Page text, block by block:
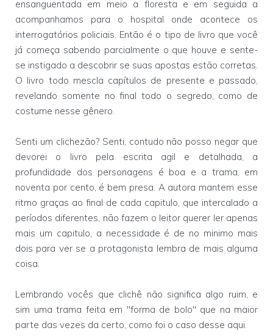
ensanguentada em meio a floresta e em seguida a
acompanhamos para o hospital onde acontece os
interrogatórios policiais. Então é o tipo de livro que você
já começa sabendo parcialmente o que houve e sente-
se instigado a descobrir se suas apostas estão corretas.
O livro todo mescla capítulos de presente e passado,
revelando somente no final todo o segredo, como de
costume nesse gênero.
Senti um clichezão? Senti, contudo não posso negar que
devorei o livro pela escrita agil e detalhada, a
profundidade dos personagens é boa e a trama, em
noventa por cento, é bem presa. A autora mantem esse
ritmo graças ao final de cada capitulo, que intercalado a
períodos diferentes, não fazem o leitor querer ler apenas
mais um capitulo, a necessidade é de no minimo mais
dois para ver se a protagonista lembra de mais alguma
coisa.
Lembrando vocês que clichê não significa algo ruim, e
sim uma trama feita em "forma de bolo" que na maior
parte das vezes da certo, como foi o caso desse aqui.